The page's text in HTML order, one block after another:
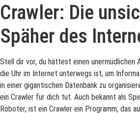
Crawler: Die
Späher des
Stell dir vor, du hättest einen unermüdlichen
die Uhr im Internet unterwegs ist, um
in einer gigantischen Datenbank zu
ein Crawler für dich tut. Auch bekannt als
Roboter, ist ein Crawler ein Programm, das